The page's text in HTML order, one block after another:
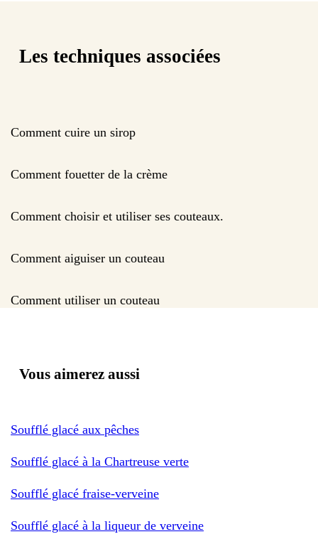
Les techniques associées
Comment cuire un sirop
Comment fouetter de la crème
Comment choisir et utiliser ses couteaux.
Comment aiguiser un couteau
Comment utiliser un couteau
Vous aimerez aussi
Soufflé glacé aux pêches
Soufflé glacé à la Chartreuse verte
Soufflé glacé fraise-verveine
Soufflé glacé à la liqueur de verveine